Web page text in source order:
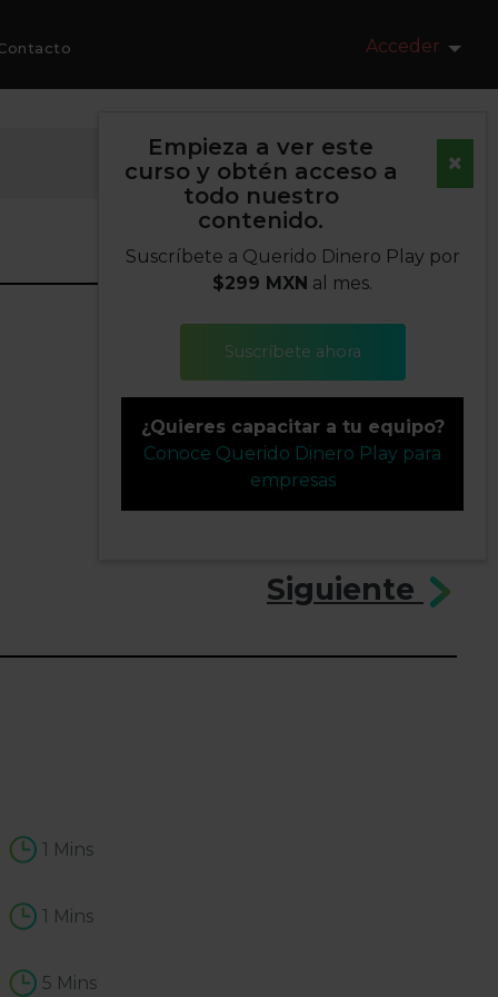
Acceder
Siguiente
1 Mins
1 Mins
5 Mins
Empieza a ver este
curso y obtén acceso a
todo nuestro
contenido.
Suscríbete a Querido Dinero Play por
$299 MXN al mes.
Suscríbete ahora
¿Quieres capacitar a tu equipo?
Conoce Querido Dinero Play para
empresas